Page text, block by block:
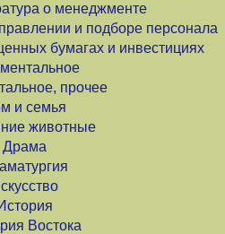
о менеджменте
и подборе персонала
бумагах и инвестициях
прочее
и семья
животные
Драма
Востока